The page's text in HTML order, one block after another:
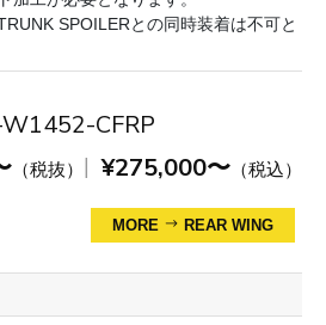
SPOILERとの同時装着は不可と
CFRP
（税抜） ¥275,000〜 （税込）
MORE REAR WING